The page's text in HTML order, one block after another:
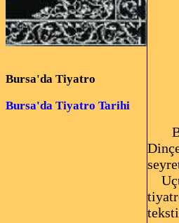
Bursa'da Tiyatro
Bursa'da Tiyatro Tarihi